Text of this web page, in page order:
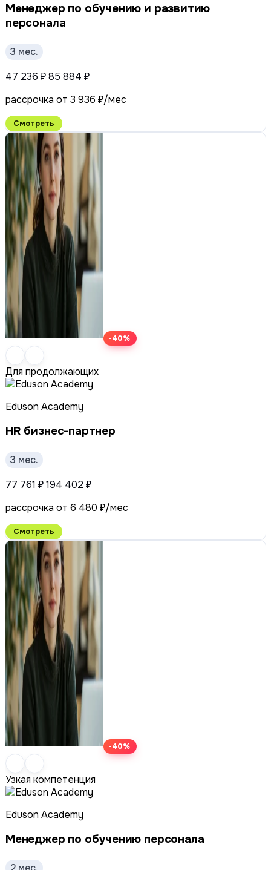
Менеджер по обучению и развитию
персонала
3 мес.
47 236 ₽85 884 ₽
рассрочка от 3 936 ₽/мес
Смотреть
-40%
Для продолжающих
Eduson Academy
HR бизнес-партнер
3 мес.
77 761 ₽194 402 ₽
рассрочка от 6 480 ₽/мес
Смотреть
-40%
Узкая компетенция
Eduson Academy
Менеджер по обучению персонала